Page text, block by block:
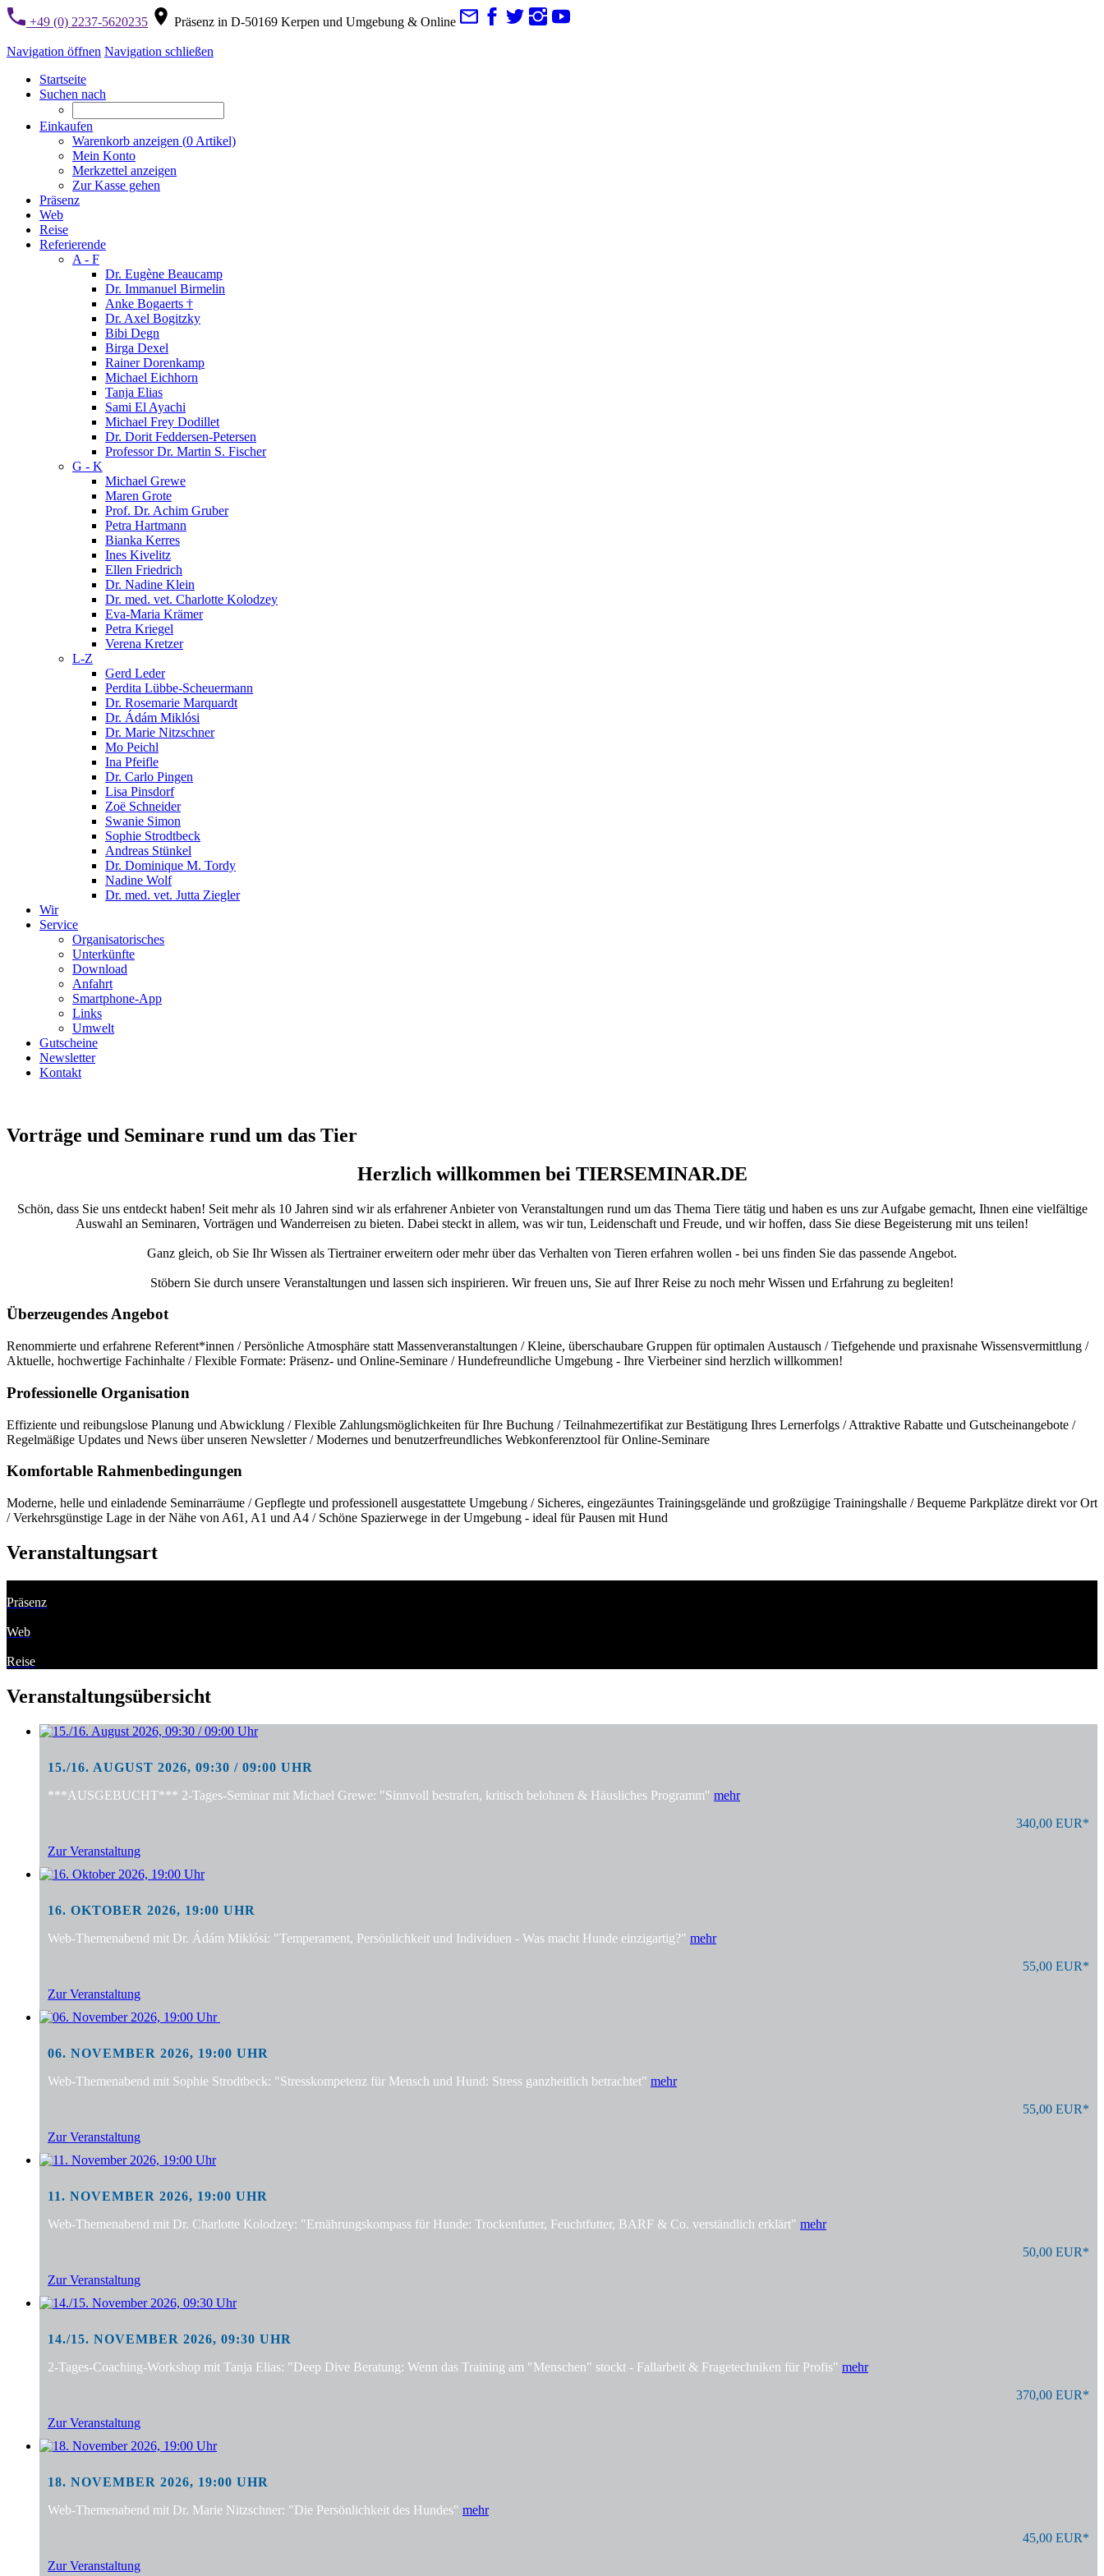
+49 (0) 2237-5620235 Präsenz in D-50169 Kerpen und Umgebung & Online
Navigation öffnen Navigation schließen
Startseite
Suchen nach
Einkaufen
Warenkorb anzeigen (0 Artikel)
Mein Konto
Merkzettel anzeigen
Zur Kasse gehen
Präsenz
Web
Reise
Referierende
A - F
Dr. Eugène Beaucamp
Dr. Immanuel Birmelin
Anke Bogaerts †
Dr. Axel Bogitzky
Bibi Degn
Birga Dexel
Rainer Dorenkamp
Michael Eichhorn
Tanja Elias
Sami El Ayachi
Michael Frey Dodillet
Dr. Dorit Feddersen-Petersen
Professor Dr. Martin S. Fischer
G - K
Michael Grewe
Maren Grote
Prof. Dr. Achim Gruber
Petra Hartmann
Bianka Kerres
Ines Kivelitz
Ellen Friedrich
Dr. Nadine Klein
Dr. med. vet. Charlotte Kolodzey
Eva-Maria Krämer
Petra Kriegel
Verena Kretzer
L-Z
Gerd Leder
Perdita Lübbe-Scheuermann
Dr. Rosemarie Marquardt
Dr. Ádám Miklósi
Dr. Marie Nitzschner
Mo Peichl
Ina Pfeifle
Dr. Carlo Pingen
Lisa Pinsdorf
Zoë Schneider
Swanie Simon
Sophie Strodtbeck
Andreas Stünkel
Dr. Dominique M. Tordy
Nadine Wolf
Dr. med. vet. Jutta Ziegler
Wir
Service
Organisatorisches
Unterkünfte
Download
Anfahrt
Smartphone-App
Links
Umwelt
Gutscheine
Newsletter
Kontakt
Vorträge und Seminare rund um das Tier
Herzlich willkommen bei TIERSEMINAR.DE
Schön, dass Sie uns entdeckt haben! Seit mehr als 10 Jahren sind wir als erfahrener Anbieter von Veranstaltungen rund um das Thema Tiere tätig und haben es uns zur Aufgabe gemacht, Ihnen eine vielfältige
Auswahl an Seminaren, Vorträgen und Wanderreisen zu bieten. Dabei steckt in allem, was wir tun, Leidenschaft und Freude, und wir hoffen, dass Sie diese Begeisterung mit uns teilen!
Ganz gleich, ob Sie Ihr Wissen als Tiertrainer erweitern oder mehr über das Verhalten von Tieren erfahren wollen - bei uns finden Sie das passende Angebot.
Stöbern Sie durch unsere Veranstaltungen und lassen sich inspirieren. Wir freuen uns, Sie auf Ihrer Reise zu noch mehr Wissen und Erfahrung zu begleiten!
Überzeugendes Angebot
Renommierte und erfahrene Referent*innen / Persönliche Atmosphäre statt Massenveranstaltungen / Kleine, überschaubare Gruppen für optimalen Austausch / Tiefgehende und praxisnahe Wissensvermittlung /
Aktuelle, hochwertige Fachinhalte / Flexible Formate: Präsenz- und Online-Seminare / Hundefreundliche Umgebung - Ihre Vierbeiner sind herzlich willkommen!
Professionelle Organisation
Effiziente und reibungslose Planung und Abwicklung / Flexible Zahlungsmöglichkeiten für Ihre Buchung / Teilnahmezertifikat zur Bestätigung Ihres Lernerfolgs / Attraktive Rabatte und Gutscheinangebote /
Regelmäßige Updates und News über unseren Newsletter / Modernes und benutzerfreundliches Webkonferenztool für Online-Seminare
Komfortable Rahmenbedingungen
Moderne, helle und einladende Seminarräume / Gepflegte und professionell ausgestattete Umgebung / Sicheres, eingezäuntes Trainingsgelände und großzügige Trainingshalle / Bequeme Parkplätze direkt vor Ort
/ Verkehrsgünstige Lage in der Nähe von A61, A1 und A4 / Schöne Spazierwege in der Umgebung - ideal für Pausen mit Hund
Veranstaltungsart
Präsenz
Web
Reise
Veranstaltungsübersicht
15./16. AUGUST 2026, 09:30 / 09:00 UHR
***AUSGEBUCHT*** 2-Tages-Seminar mit Michael Grewe: "Sinnvoll bestrafen, kritisch belohnen & Häusliches Programm" mehr
340,00 EUR*
Zur Veranstaltung
16. OKTOBER 2026, 19:00 UHR
Web-Themenabend mit Dr. Ádám Miklósi: "Temperament, Persönlichkeit und Individuen - Was macht Hunde einzigartig?" mehr
55,00 EUR*
Zur Veranstaltung
06. NOVEMBER 2026, 19:00 UHR
Web-Themenabend mit Sophie Strodtbeck: "Stresskompetenz für Mensch und Hund: Stress ganzheitlich betrachtet" mehr
55,00 EUR*
Zur Veranstaltung
11. NOVEMBER 2026, 19:00 UHR
Web-Themenabend mit Dr. Charlotte Kolodzey: "Ernährungskompass für Hunde: Trockenfutter, Feuchtfutter, BARF & Co. verständlich erklärt" mehr
50,00 EUR*
Zur Veranstaltung
14./15. NOVEMBER 2026, 09:30 UHR
2-Tages-Coaching-Workshop mit Tanja Elias: "Deep Dive Beratung: Wenn das Training am "Menschen" stockt - Fallarbeit & Fragetechniken für Profis" mehr
370,00 EUR*
Zur Veranstaltung
18. NOVEMBER 2026, 19:00 UHR
Web-Themenabend mit Dr. Marie Nitzschner: "Die Persönlichkeit des Hundes" mehr
45,00 EUR*
Zur Veranstaltung